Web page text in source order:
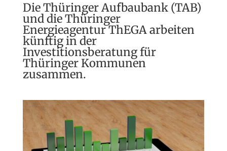
Die Thüringer Aufbaubank (TAB)
und die Thüringer
Energieagentur ThEGA arbeiten
künftig in der
Investitionsberatung für
Thüringer Kommunen
zusammen.